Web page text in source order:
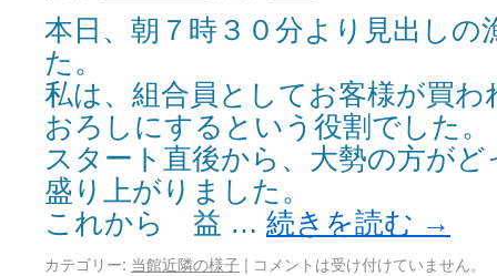
本日、朝７時３０分より見出しの
た。
私は、組合員としてお客様が買わ
おろしにするという役割でした。
スタート直後から、大勢の方が
盛り上がりました。
これから 益 … 続きを読む →
カテゴリー: 当館近隣の様子 | コメントは受け付けていません。